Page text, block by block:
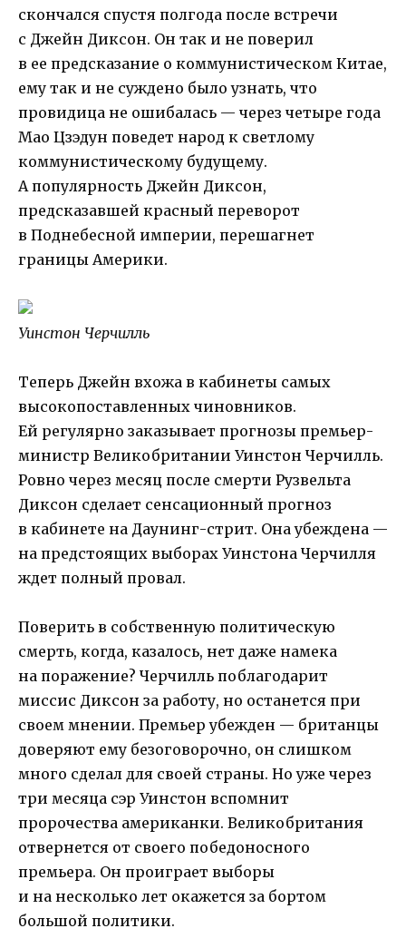
скончался спустя полгода после встречи
с Джейн Диксон. Он так и не поверил
в ее предсказание о коммунистическом Китае,
ему так и не суждено было узнать, что
провидица не ошибалась — через четыре года
Мао Цзэдун поведет народ к светлому
коммунистическому будущему.
А популярность Джейн Диксон,
предсказавшей красный переворот
в Поднебесной империи, перешагнет
границы Америки.
Уинстон Черчилль
Теперь Джейн вхожа в кабинеты самых
высокопоставленных чиновников.
Ей регулярно заказывает прогнозы премьер-
министр Великобритании Уинстон Черчилль.
Ровно через месяц после смерти Рузвельта
Диксон сделает сенсационный прогноз
в кабинете на Даунинг-стрит. Она убеждена —
на предстоящих выборах Уинстона Черчилля
ждет полный провал.
Поверить в собственную политическую
смерть, когда, казалось, нет даже намека
на поражение? Черчилль поблагодарит
миссис Диксон за работу, но останется при
своем мнении. Премьер убежден — британцы
доверяют ему безоговорочно, он слишком
много сделал для своей страны. Но уже через
три месяца сэр Уинстон вспомнит
пророчества американки. Великобритания
отвернется от своего победоносного
премьера. Он проиграет выборы
и на несколько лет окажется за бортом
большой политики.